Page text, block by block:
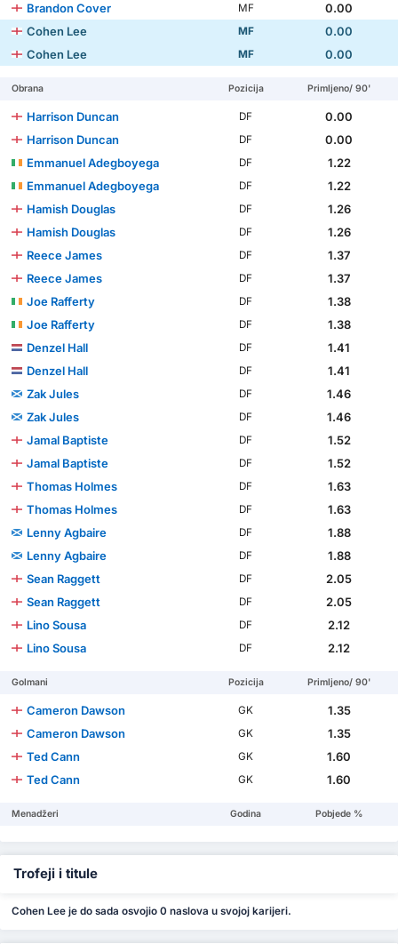
Brandon Cover
MF
0.00
Cohen Lee
MF
0.00
Cohen Lee
MF 0.00
Obrana Pozicija Primljeno/ 90'
Harrison Duncan DF
0.00
Harrison Duncan
DF
0.00
Emmanuel Adegboyega
DF
1.22
Emmanuel Adegboyega
DF
1.22
Hamish Douglas
DF
1.26
Hamish Douglas
DF
1.26
Reece James
DF
1.37
Reece James
DF
1.37
Joe Rafferty
DF
1.38
Joe Rafferty
DF
1.38
Denzel Hall
DF
1.41
Denzel Hall
DF
1.41
Zak Jules
DF
1.46
Zak Jules
DF
1.46
Jamal Baptiste
DF
1.52
Jamal Baptiste
DF
1.52
Thomas Holmes
DF
1.63
Thomas Holmes
DF
1.63
Lenny Agbaire
DF
1.88
Lenny Agbaire
DF
1.88
Sean Raggett
DF
2.05
Sean Raggett
DF
2.05
Lino Sousa
DF
2.12
Lino Sousa
DF 2.12
Golmani Pozicija Primljeno/ 90'
Cameron Dawson GK
1.35
Cameron Dawson
GK
1.35
Ted Cann
GK
1.60
Ted Cann
GK 1.60
Menadžeri Godina Pobjede %
Trofeji i titule
Cohen Lee je do sada osvojio 0 naslova u svojoj karijeri.